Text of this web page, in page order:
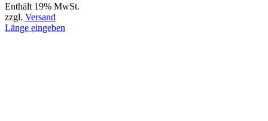
Enthält 19% MwSt.
zzgl. Versand
Länge eingeben